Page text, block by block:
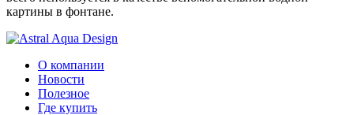
картины в фонтане.
О компании
Новости
Полезное
Где купить